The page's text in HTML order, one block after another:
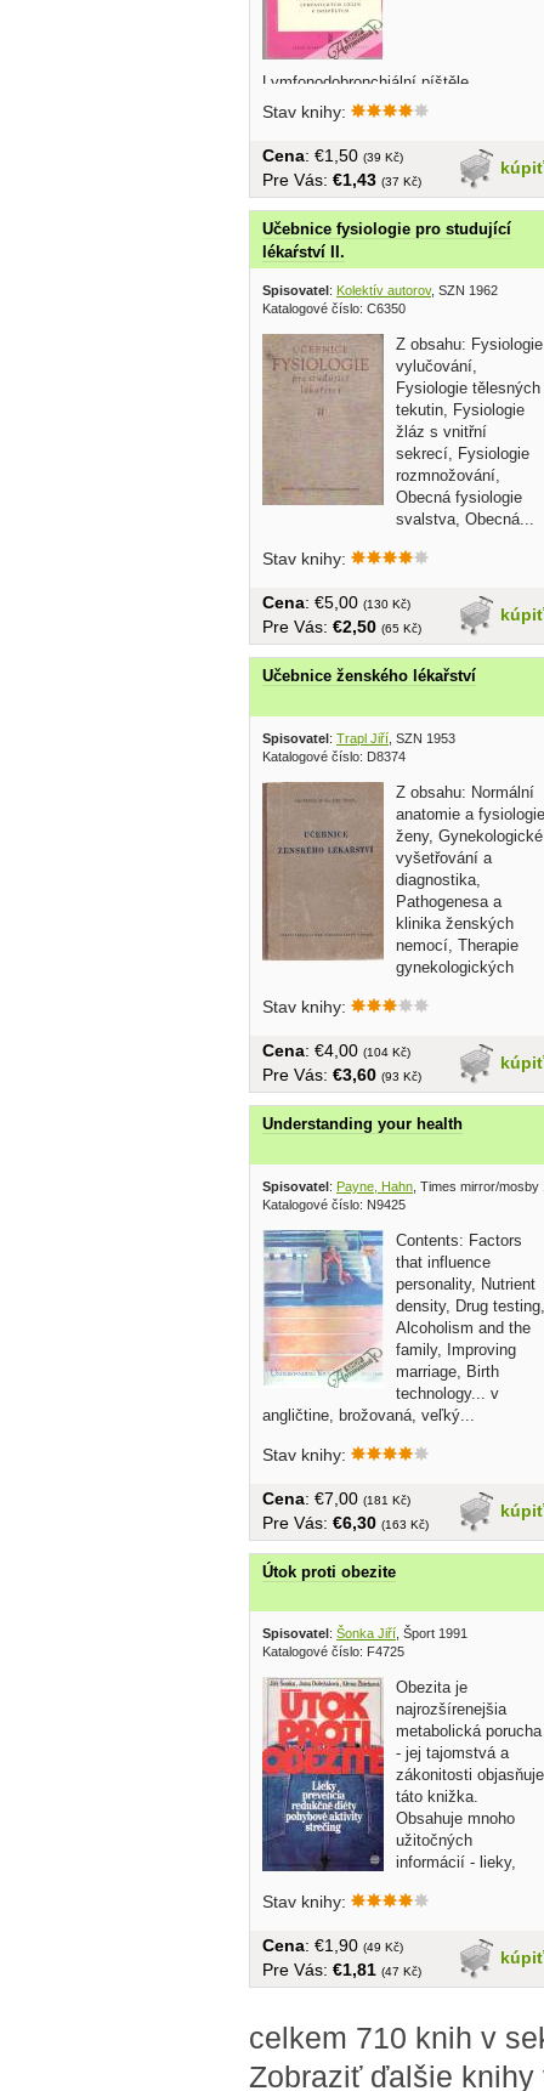
Lymfonodobronchiální píštěle,
Kompresivní uzlinový proces,... v
češtine, brožovaná, 124 strán textu +
obrazová príloha
Stav knihy:
kúpiť
Cena: €1,50 (39 Kč)
Pre Vás: €1,43 (37 Kč)
Učebnice fysiologie pro studující
lékaŕství II.
Spisovatel : Kolektív autorov, SZN 1962
Katalogové číslo: C6350
Z obsahu: Fysiologie
vylučování,
Fysiologie tělesných
tekutin, Fysiologie
žláz s vnitřní
sekrecí, Fysiologie
rozmnožování,
Obecná fysiologie
svalstva, Obecná...
Stav knihy:
kúpiť
Cena: €5,00 (130 Kč)
Pre Vás: €2,50 (65 Kč)
Učebnice ženského lékařství
Spisovatel: Trapl Jiří , SZN 1953
Katalogové číslo: D8374
Z obsahu: Normální
anatomie a fysiologie
ženy, Gynekologické
vyšetřování a
diagnostika,
Pathogenesa a
klinika ženských
nemocí, Therapie
gynekologických
Stav knihy:
kúpiť
Cena: €4,00 (104 Kč)
Pre Vás: €3,60 (93 Kč)
Understanding your health
Spisovatel: Payne, Hahn , Times mirror/mosby
Katalogové číslo: N9425
Contents: Factors
that influence
personality, Nutrient
density, Drug testing,
Alcoholism and the
family, Improving
marriage, Birth
technology... v
angličtine, brožovaná, veľký...
Stav knihy:
kúpiť
Cena: €7,00 (181 Kč)
Pre Vás: €6,30 (163 Kč)
Útok proti obezite
Spisovatel : Šonka Jiří , Šport 1991
Katalogové číslo: F4725
Obezita je
najrozšírenejšia
metabolická porucha
- jej tajomstvá a
zákonitosti objasňuje
táto knižka.
Obsahuje mnoho
užitočných
informácií - lieky,
Stav knihy:
kúpiť
Cena: €1,90 (49 Kč)
Pre Vás: €1,81 (47 Kč)
celkem 710 knih v
Zobraziť ďalšie